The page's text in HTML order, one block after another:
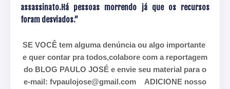
assassinato.Há pessoas morrendo já que os recursos
foram desviados.”
SE VOCÊ tem alguma denúncia ou algo importante
e quer contar pra todos,colabore com a reportagem
do BLOG PAULO JOSÉ e envie seu material para o
e-mail: fvpaulojose@gmail.com ADICIONE nosso